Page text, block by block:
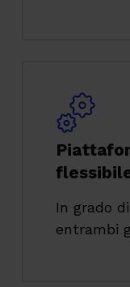
In grado
entrambi